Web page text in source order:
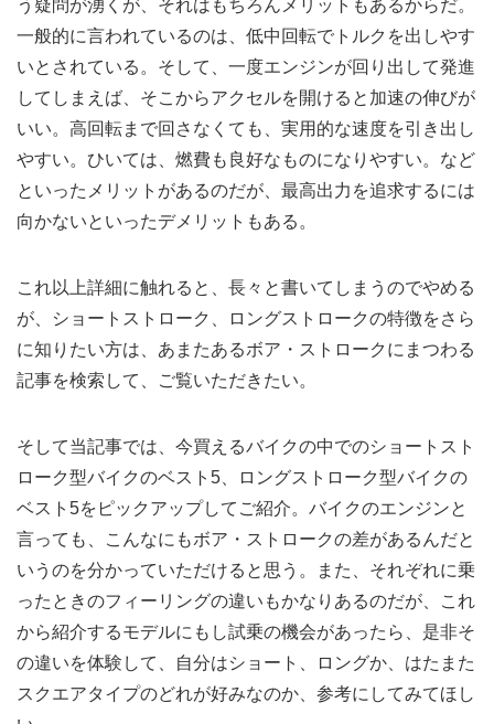
う疑問が湧くが、それはもちろんメリットもあるからだ。
一般的に言われているのは、低中回転でトルクを出しやす
いとされている。そして、一度エンジンが回り出して発進
してしまえば、そこからアクセルを開けると加速の伸びが
いい。高回転まで回さなくても、実用的な速度を引き出し
やすい。ひいては、燃費も良好なものになりやすい。など
といったメリットがあるのだが、最高出力を追求するには
向かないといったデメリットもある。
これ以上詳細に触れると、長々と書いてしまうのでやめる
が、ショートストローク、ロングストロークの特徴をさら
に知りたい方は、あまたあるボア・ストロークにまつわる
記事を検索して、ご覧いただきたい。
そして当記事では、今買えるバイクの中でのショートスト
ローク型バイクのベスト5、ロングストローク型バイクの
ベスト5をピックアップしてご紹介。バイクのエンジンと
言っても、こんなにもボア・ストロークの差があるんだと
いうのを分かっていただけると思う。また、それぞれに乗
ったときのフィーリングの違いもかなりあるのだが、これ
から紹介するモデルにもし試乗の機会があったら、是非そ
の違いを体験して、自分はショート、ロングか、はたまた
スクエアタイプのどれが好みなのか、参考にしてみてほし